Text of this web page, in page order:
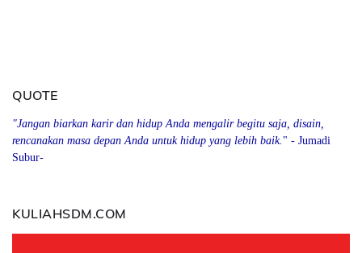
QUOTE
"Jangan biarkan karir dan hidup Anda mengalir begitu saja, disain,
rencanakan masa depan Anda untuk hidup yang lebih baik. " - Jumadi
Subur-
KULIAHSDM.COM